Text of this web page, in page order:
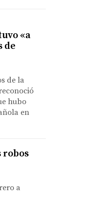
«a
de
de la
hubo
en
robos
a